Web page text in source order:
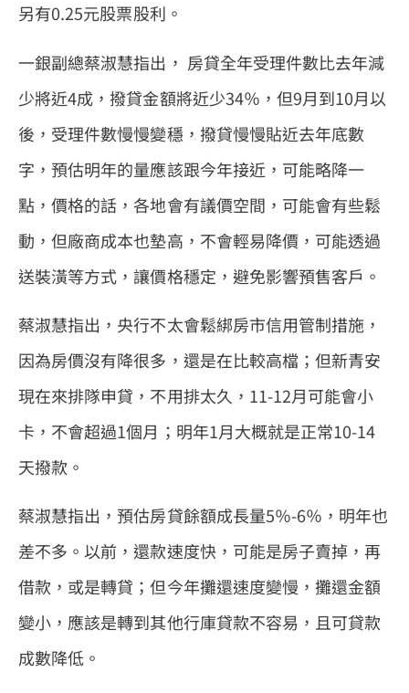
另有0.25元股票股利。
一銀副總蔡淑慧指出， 房貸全年受理件數比去年減
少將近4成，撥貸金額將近少34％，但9月到10月以
後，受理件數慢慢變穩，撥貸慢慢貼近去年底數
字，預估明年的量應該跟今年接近，可能略降一
點，價格的話，各地會有議價空間，可能會有些鬆
動，但廠商成本也墊高，不會輕易降價，可能透過
送裝潢等方式，讓價格穩定，避免影響預售客戶。
蔡淑慧指出，央行不太會鬆綁房市信用管制措施，
因為房價沒有降很多，還是在比較高檔；但新青安
現在來排隊申貸，不用排太久，11-12月可能會小
卡，不會超過1個月；明年1月大概就是正常10-14
天撥款。
蔡淑慧指出，預估房貸餘額成長量5％-6％，明年也
差不多。以前，還款速度快，可能是房子賣掉，再
借款，或是轉貸；但今年攤還速度變慢，攤還金額
變小，應該是轉到其他行庫貸款不容易，且可貸款
成數降低。